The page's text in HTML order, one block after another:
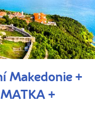
Makedonie +
+